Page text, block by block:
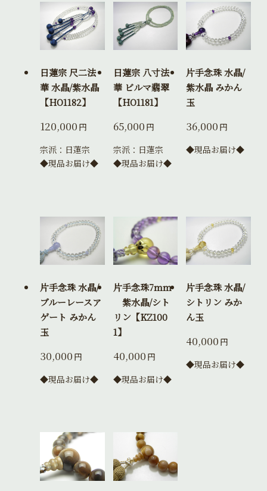
日蓮宗 尺二法
華 水晶/紫水晶
【HO1182】
120,000 円
宗派：日蓮宗
◆現品お届け◆
日蓮宗 八寸法
華 ビルマ翡翠
【HO1181】
65,000 円
宗派：日蓮宗
◆現品お届け◆
片手念珠 水晶/
紫水晶 みかん
玉
36,000 円
◆現品お届け◆
片手念珠 水晶/
ブルーレースア
ゲート みかん
玉
30,000 円
◆現品お届け◆
片手念珠7mm
紫水晶/シト
リン【KZ100
1】
40,000 円
◆現品お届け◆
片手念珠 水晶/
シトリン みか
ん玉
40,000 円
◆現品お届け◆